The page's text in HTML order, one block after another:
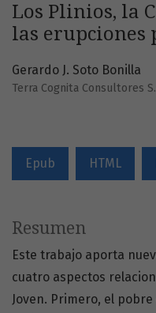
Los Plinios, la
las erupciones
Gerardo J. Soto Bonilla
Terra Cognita Consultores
Epub HTML
Resumen
Este trabajo aporta
cuatro aspectos
Joven. Primero, el